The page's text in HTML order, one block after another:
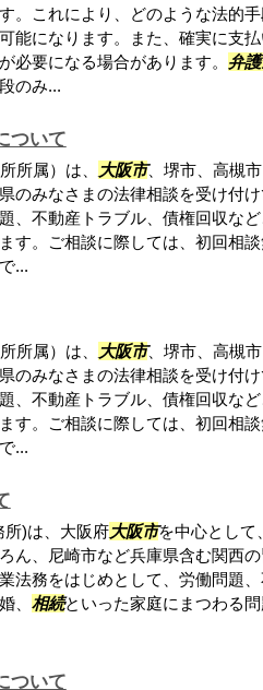
。これにより、どのような法的
能になります。また、確実に支
必要になる場合があります。 弁
のみ...
ついて
所属）は、 大阪市、堺市、高槻市
のみなさまの法律相談を受け付け
、不動産トラブル、債権回収な
す。ご相談に際しては、初回相
...
所属）は、 大阪市、堺市、高槻市
のみなさまの法律相談を受け付け
、不動産トラブル、債権回収な
す。ご相談に際しては、初回相
...
)は、大阪府大阪市を中心として
ん、尼崎市など兵庫県含む関西
法務をはじめとして、労働問題
、 相続といった家庭にまつわる
ついて